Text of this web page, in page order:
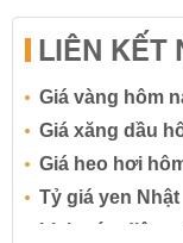
LIÊN KẾT
Giá vàng hôm
Giá xăng dầu
Giá heo hơi
Tỷ giá yen Nhật
Lịch cúp điện